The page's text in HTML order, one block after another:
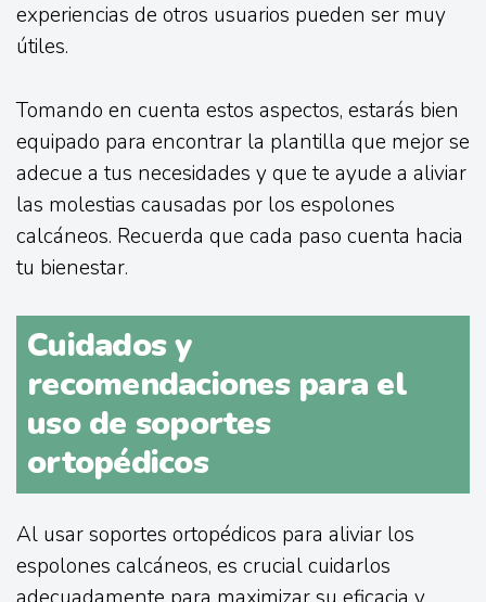
experiencias de otros usuarios pueden ser muy
útiles.
Tomando en cuenta estos aspectos, estarás bien
equipado para encontrar la plantilla que mejor se
adecue a tus necesidades y que te ayude a aliviar
las molestias causadas por los espolones
calcáneos. Recuerda que cada paso cuenta hacia
tu bienestar.
Cuidados y
recomendaciones para el
uso de soportes
ortopédicos
Al usar soportes ortopédicos para aliviar los
espolones calcáneos, es crucial cuidarlos